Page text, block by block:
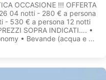
OCCASIONE !!! OFFERTA
04 notti - 280 € a persona
- 530 € a persona 12 notti
SOPRA INDICATI…. •
• Bevande (acqua e ...